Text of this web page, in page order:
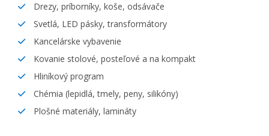
Drezy, príborníky, koše, odsávače
Svetlá, LED pásky, transformátory
Kancelárske vybavenie
Kovanie stolové, posteľové a na kompakt
Hliníkový program
Chémia (lepidlá, tmely, peny, silikóny)
Plošné materiály, lamináty